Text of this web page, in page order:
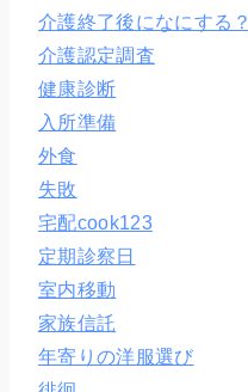
介護終了後になにする？
介護認定調査
健康診断
入所準備
外食
失敗
宅配cook123
定期診察日
室内移動
家族信託
年寄りの洋服選び